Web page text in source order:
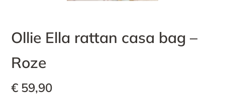
Ollie Ella rattan casa bag –
Roze
€ 59,90